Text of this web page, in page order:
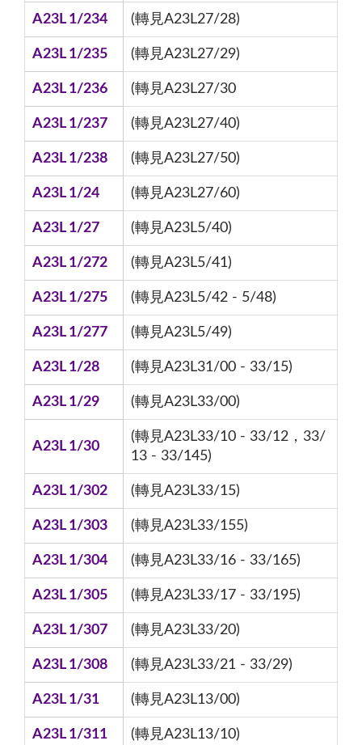
A23L 1/234 (轉見A23L27/28)
A23L 1/235 (轉見A23L27/29)
A23L 1/236 (轉見A23L27/30
A23L 1/237 (轉見A23L27/40)
A23L 1/238 (轉見A23L27/50)
A23L 1/24 (轉見A23L27/60)
A23L 1/27 (轉見A23L5/40)
A23L 1/272 (轉見A23L5/41)
A23L 1/275 (轉見A23L5/42 - 5/48)
A23L 1/277 (轉見A23L5/49)
A23L 1/28 (轉見A23L31/00 - 33/15)
A23L 1/29 (轉見A23L33/00)
A23L 1/30
(轉見A23L33/10 - 33/12，33/
13 - 33/145)
A23L 1/302 (轉見A23L33/15)
A23L 1/303 (轉見A23L33/155)
A23L 1/304 (轉見A23L33/16 - 33/165)
A23L 1/305 (轉見A23L33/17 - 33/195)
A23L 1/307 (轉見A23L33/20)
A23L 1/308 (轉見A23L33/21 - 33/29)
A23L 1/31 (轉見A23L13/00)
A23L 1/311 (轉見A23L13/10)